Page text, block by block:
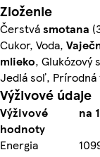
Zloženie
Čerstvásmotana
Cukor, Voda,
mlieko, Glukózový
Jedlá soľ, Prírodná
Výživové údaje
Výživové
hodnoty
na
Energia